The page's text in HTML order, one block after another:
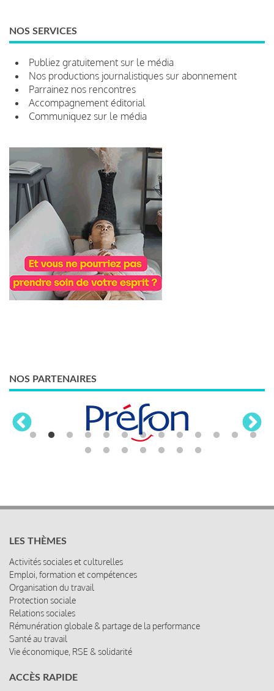
NOS SERVICES
Publiez gratuitement sur le média
Nos productions journalistiques sur abonnement
Parrainez nos rencontres
Accompagnement éditorial
Communiquez sur le média
NOS PARTENAIRES
LES THÈMES
Activités sociales et culturelles
Emploi, formation et compétences
Organisation du travail
Protection sociale
Relations sociales
Rémunération globale & partage de la performance
Santé au travail
Vie économique, RSE & solidarité
ACCÈS RAPIDE